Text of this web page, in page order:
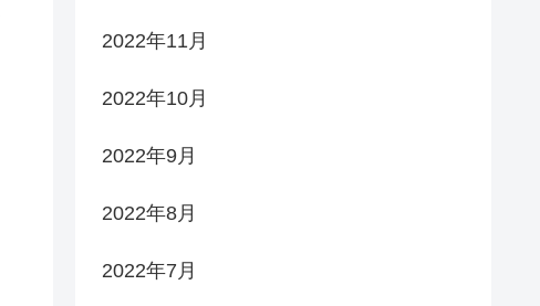
2022年11月
2022年10月
2022年9月
2022年8月
2022年7月